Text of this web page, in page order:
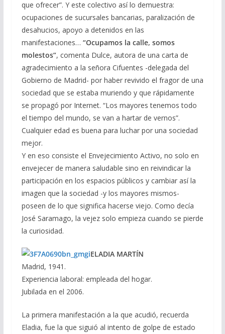
que ofrecer”. Y este colectivo así lo demuestra:
ocupaciones de sucursales bancarias, paralización de
desahucios, apoyo a detenidos en las
manifestaciones… “Ocupamos la calle, somos
molestos”, comenta Dulce, autora de una carta de
agradecimiento a la señora Cifuentes -delegada del
Gobierno de Madrid- por haber revivido el fragor de una
sociedad que se estaba muriendo y que rápidamente
se propagó por Internet. “Los mayores tenemos todo
el tiempo del mundo, se van a hartar de vernos”.
Cualquier edad es buena para luchar por una sociedad
mejor.
Y en eso consiste el Envejecimiento Activo, no solo en
envejecer de manera saludable sino en reivindicar la
participación en los espacios públicos y cambiar así la
imagen que la sociedad -y los mayores mismos-
poseen de lo que significa hacerse viejo. Como decía
José Saramago, la vejez solo empieza cuando se pierde
la curiosidad.
ELADIA MARTÍN
Madrid, 1941.
Experiencia laboral: empleada del hogar.
Jubilada en el 2006.
La primera manifestación a la que acudió, recuerda
Eladia, fue la que siguió al intento de golpe de estado